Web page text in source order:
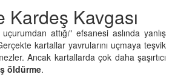
Kardeş Kavgası
attığı" efsanesi aslında yanlış
kartallar yavrularını uçmaya teşvik
Ancak kartallarda çok daha şaşırtıcı
öldürme.